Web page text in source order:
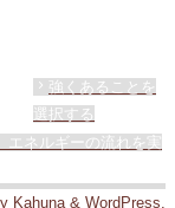
強くあることを
選択する
ネルギーの流れを実
Kahuna& WordPress.